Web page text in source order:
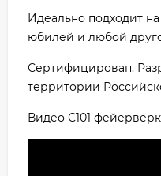
Идеально подходит
юбилей и любой
Сертифицирован.
территории
Видео С101